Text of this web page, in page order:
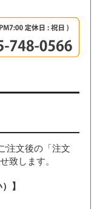
注文後の「注文
致します。
】